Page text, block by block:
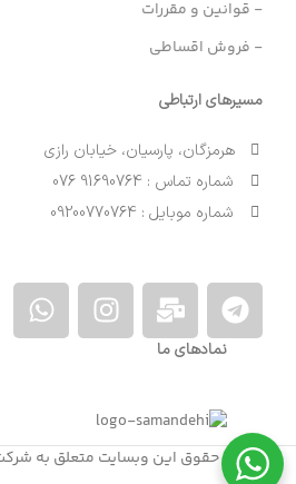
- قوانین و مقررات
- فروش اقساطی
مسیرهای ارتباطی
هرمزگان، پارسیان، خیابان رازی
شماره تماس : 91690764 076
شماره موبایل : 09200770764
نمادهای ما
کلیه حقوق این وبسایت متعلق به